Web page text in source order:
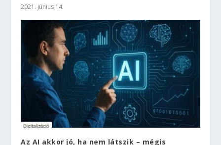
2021. június 14.
Az AI akkor jó, ha nem látszik – mégis